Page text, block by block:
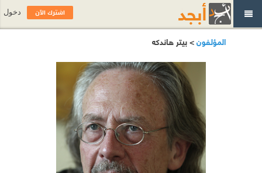
المؤلفون> بيتر هاندكه
اشترك الآن دخول